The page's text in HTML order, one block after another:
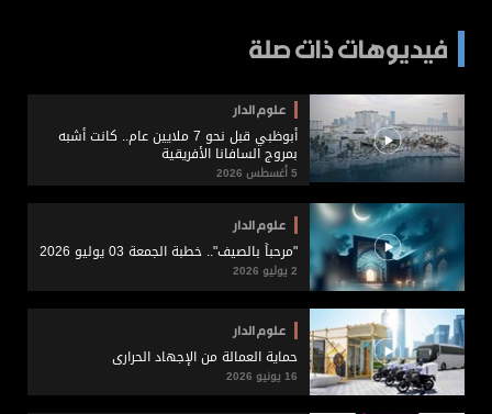
فيديوهات ذات صلة
علوم الدار
أبوظبي قبل نحو 7 ملايين عام.. كانت أشبه
بمروج السافانا الأفريقية
5 أغسطس 2026
علوم الدار
"مرحباً بالصيف".. خطبة الجمعة 03 يوليو 2026
2 يوليو 2026
علوم الدار
حماية العمالة من الإجهاد الحراري
16 يونيو 2026